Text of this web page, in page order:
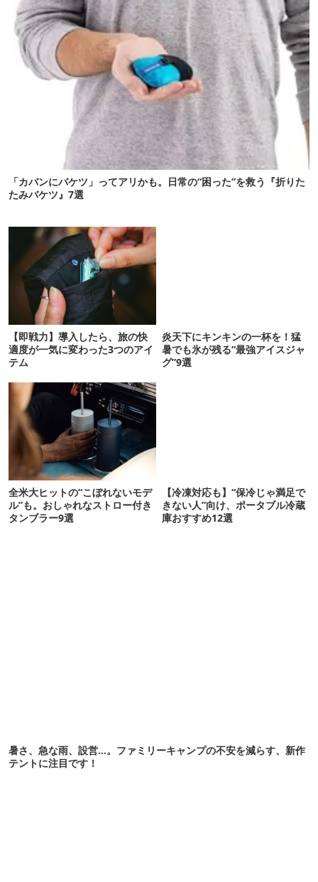
「カバンにバケツ」ってアリかも。日常の“困った”を救う『折りた
たみバケツ』7選
【即戦力】導入したら、旅の快
適度が一気に変わった3つのアイ
テム
炎天下にキンキンの一杯を！猛
暑でも氷が残る“最強アイスジャ
グ”9選
全米大ヒットの“こぼれないモデ
ル”も。おしゃれなストロー付き
タンブラー9選
【冷凍対応も】“保冷じゃ満足で
きない人”向け、ポータブル冷蔵
庫おすすめ12選
暑さ、急な雨、設営…。ファミリーキャンプの不安を減らす、新作
テントに注目です！